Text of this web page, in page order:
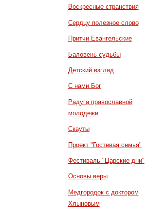
Воскресные странствия
Сердцу полезное слово
Притчи Евангельские
Баловень судьбы
Детский взгляд
С нами Бог
Радуга православной
молодежи
Скауты
Проект "Гостевая семья"
Фестиваль "Царские дни"
Основы веры
Медгородок с доктором
Хлыновым